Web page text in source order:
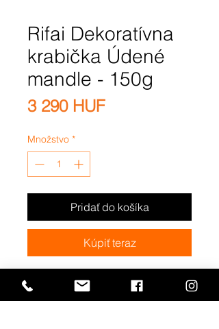
Rifai Dekoratívna
krabička Údené
mandle - 150g
3 290 HUFPrice
Množstvo *
Pridať do košíka
Kúpiť teraz
Prémiové údené mandle - v
kovovej konzerve s kovovým